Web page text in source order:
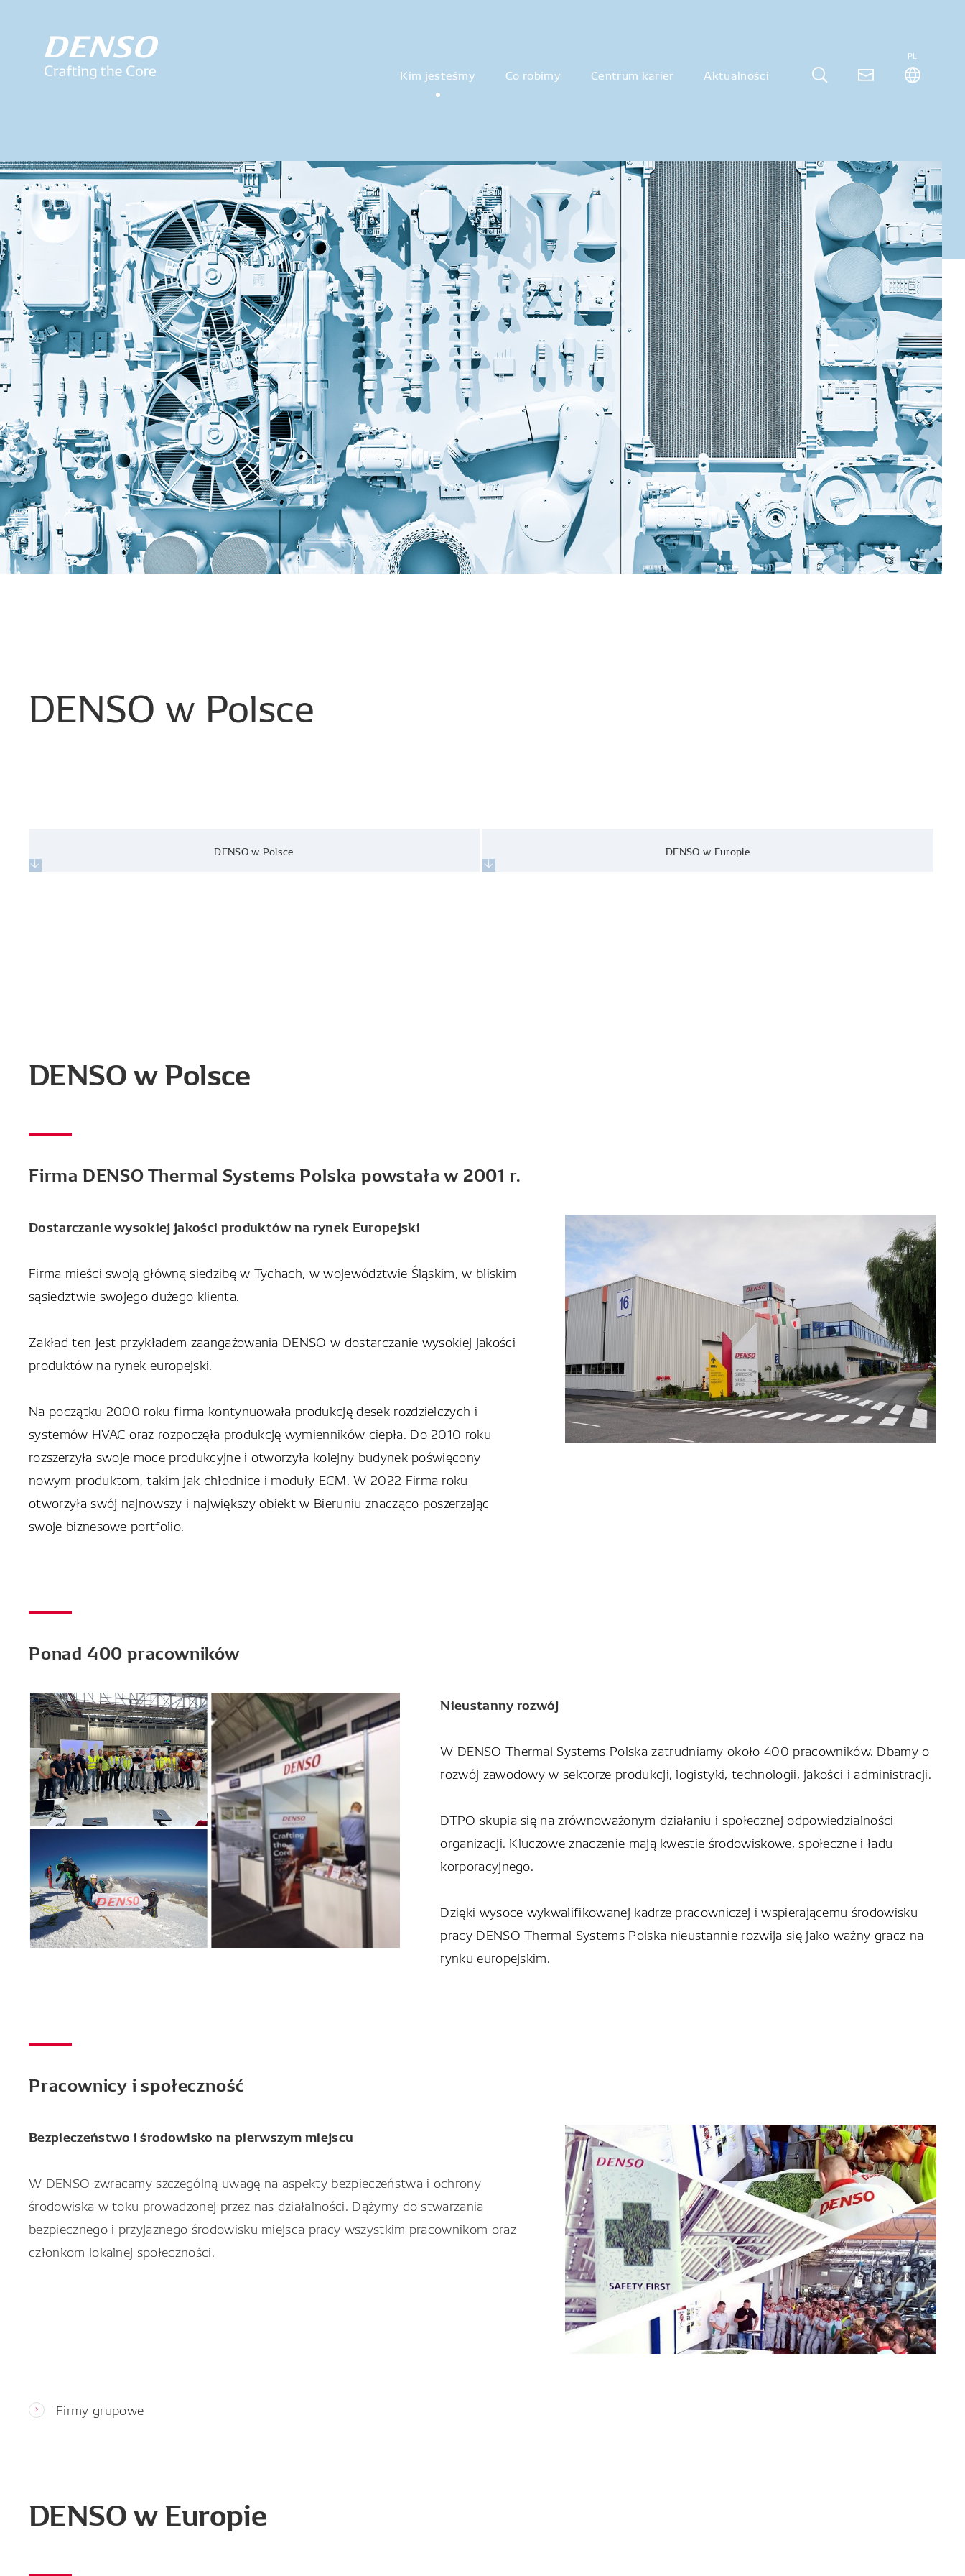
Kim jesteśmy Co robimy Centrum karier Aktualności
PL
DENSO w Polsce
DENSO w Polsce DENSO w Europie
DENSO w Polsce
Firma DENSO Thermal Systems Polska powstała w 2001 r.
Dostarczanie wysokiej jakości produktów na rynek Europejski
Firma mieści swoją główną siedzibę w Tychach, w województwie Śląskim, w bliskim
sąsiedztwie swojego dużego klienta.
Zakład ten jest przykładem zaangażowania DENSO w dostarczanie wysokiej jakości
produktów na rynek europejski.
Na początku 2000 roku firma kontynuowała produkcję desek rozdzielczych i
systemów HVAC oraz rozpoczęła produkcję wymienników ciepła. Do 2010 roku
rozszerzyła swoje moce produkcyjne i otworzyła kolejny budynek poświęcony
nowym produktom, takim jak chłodnice i moduły ECM. W 2022 Firma roku
otworzyła swój najnowszy i największy obiekt w Bieruniu znacząco poszerzając
swoje biznesowe portfolio.
Ponad 400 pracowników
Nieustanny rozwój
W DENSO Thermal Systems Polska zatrudniamy około 400 pracowników. Dbamy o
rozwój zawodowy w sektorze produkcji, logistyki, technologii, jakości i administracji.
DTPO skupia się na zrównoważonym działaniu i społecznej odpowiedzialności
organizacji. Kluczowe znaczenie mają kwestie środowiskowe, społeczne i ładu
korporacyjnego.
Dzięki wysoce wykwalifikowanej kadrze pracowniczej i wspierającemu środowisku
pracy DENSOThermal Systems Polska nieustannie rozwija się jako ważny gracz na
rynku europejskim.
Pracownicy i społeczność
Bezpieczeństwo i środowisko na pierwszym miejscu
W DENSO zwracamy szczególną uwagę na aspekty bezpieczeństwa i ochrony
środowiska w toku prowadzonej przez nas działalności. Dążymy do stwarzania
bezpiecznego i przyjaznego środowisku miejsca pracy wszystkim pracownikom oraz
członkom lokalnej społeczności.
Firmy grupowe
DENSO w Europie